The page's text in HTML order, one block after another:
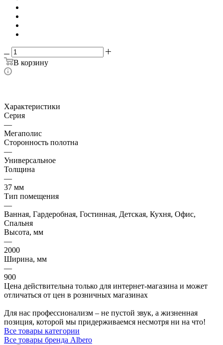
В корзину
Характеристики
Серия
—
Мегаполис
Сторонность полотна
—
Универсальное
Толщина
—
37 мм
Тип помещения
—
Ванная, Гардеробная, Гостинная, Детская, Кухня, Офис,
Спальня
Высота, мм
—
2000
Ширина, мм
—
900
Цена действительна только для интернет-магазина и может
отличаться от цен в розничных магазинах
Для нас профессионализм – не пустой звук, а жизненная
позиция, которой мы придерживаемся несмотря ни на что!
Все товары категории
Все товары бренда Albero